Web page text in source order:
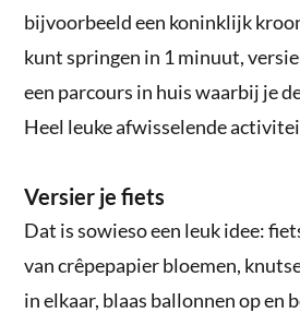
bijvoorbeeld een koninklijk
kunt springen in 1 minuut,
een parcours in huis waarbij je
Heel leuke afwisselende
Versier je fiets
Dat is sowieso een leuk idee:
van crêpepapier bloemen,
in elkaar, blaas ballonnen op en